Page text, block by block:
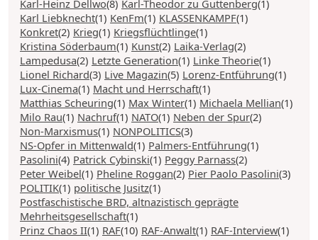
Karl-Heinz Dellwo(8) Karl-Theodor zu Guttenberg(1)
Karl Liebknecht(1) KenFm(1) KLASSENKAMPF(1)
Konkret(2) Krieg(1) Kriegsflüchtlinge(1)
Kristina Söderbaum(1) Kunst(2) Laika-Verlag(2)
Lampedusa(2) Letzte Generation(1) Linke Theorie(1)
Lionel Richard(3) Live Magazin(5) Lorenz-Entführung(1)
Lux-Cinema(1) Macht und Herrschaft(1)
Matthias Scheuring(1) Max Winter(1) Michaela Mellian(1)
Milo Rau(1) Nachruf(1) NATO(1) Neben der Spur(2)
Non-Marxismus(1) NONPOLITICS(3)
NS-Opfer in Mittenwald(1) Palmers-Entführung(1)
Pasolini(4) Patrick Cybinski(1) Peggy Parnass(2)
Peter Weibel(1) Pheline Roggan(2) Pier Paolo Pasolini(3)
POLITIK(1) politische Jusitz(1)
Postfaschistische BRD, altnazistisch geprägte
Mehrheitsgesellschaft(1)
Prinz Chaos II(1) RAF(10) RAF-Anwalt(1) RAF-Interview(1)